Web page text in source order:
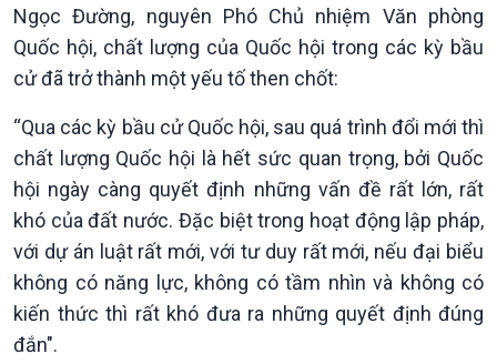
Tin Đời sống & Xã hội
360 độ Sức khỏe
Chuyển đổi Xanh
Tài nguyên và Môi trường
Chuyên gia của bạn
Xã hội chuyển động
Bước chân đến trường
Tin Khoa học & Công nghệ
Kết nối công nghệ
Sống chung với biến đổi
khí hậu
Ngọc Đường, nguyên Phó Chủ nhiệm Văn phòng
Quốc hội, chất lượng của Quốc hội trong các kỳ bầu
cử đã trở thành một yếu tố then chốt:
“Qua các kỳ bầu cử Quốc hội, sau quá trình đổi mới thì
chất lượng Quốc hội là hết sức quan trọng, bởi Quốc
hội ngày càng quyết định những vấn đề rất lớn, rất
khó của đất nước. Đặc biệt trong hoạt động lập pháp,
với dự án luật rất mới, với tư duy rất mới, nếu đại biểu
không có năng lực, không có tầm nhìn và không có
kiến thức thì rất khó đưa ra những quyết định đúng
đắn".